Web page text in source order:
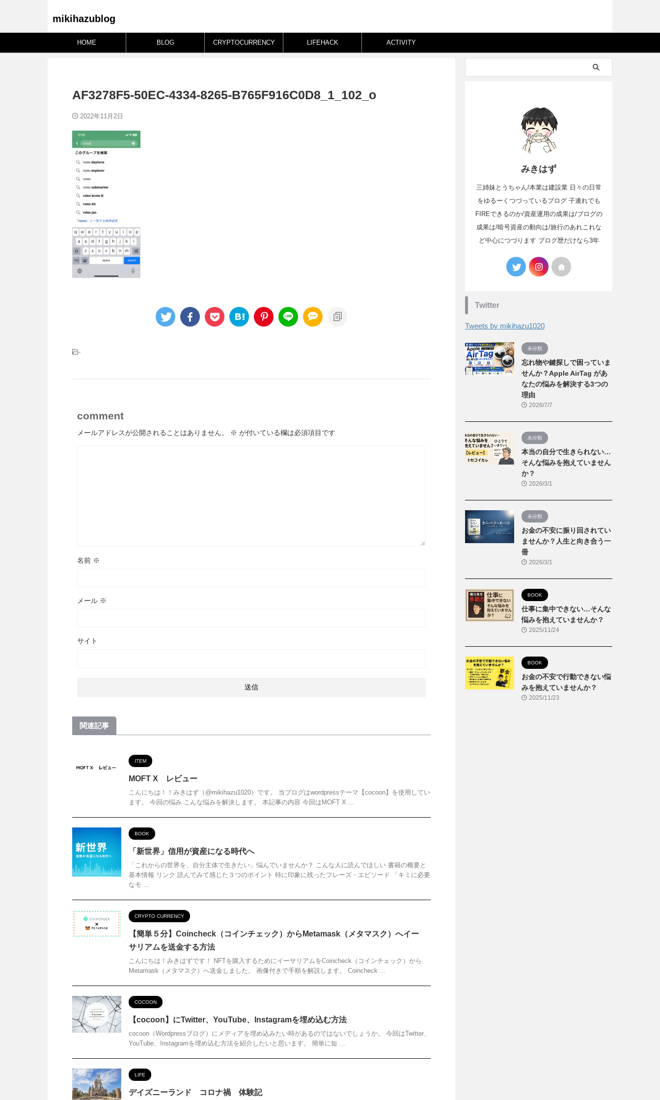
mikihazublog
HOME BLOG CRYPTOCURRENCY LIFEHACK ACTIVITY
AF3278F5-50EC-4334-8265-B765F916C0D8_1_102_o
2022年11月2日
-
comment
メールアドレスが公開されることはありません。 ※ が付いている欄は必須項目です
名前 ※
メール ※
サイト
関連記事
ITEM
MOFT X レビュー
こんにちは！！みきはず（@mikihazu1020）です。 当ブログはwordpressテーマ【cocoon】を使用してい
ます。 今回の悩み こんな悩みを解決します。 本記事の内容 今回はMOFT X ...
BOOK
「新世界」信用が資産になる時代へ
「これからの世界を、自分主体で生きたい」悩んでいませんか？ こんな人に読んでほしい 書籍の概要と
基本情報 リンク 読んでみて感じた３つのポイント 特に印象に残ったフレーズ・エピソード 「キミに必要
なモ ...
CRYPTO CURRENCY
【簡単５分】Coincheck（コインチェック）からMetamask（メタマスク）へイー
サリアムを送金する方法
こんにちは！みきはずです！ NFTを購入するためにイーサリアムをCoincheck（コインチェック）から
Metamask（メタマスク）へ送金しました。 画像付きで手順を解説します。 Coincheck ...
COCOON
【cocoon】にTwitter、YouTube、Instagramを埋め込む方法
cocoon（Wordpressブログ）にメディアを埋め込みたい時があるのではないでしょうか。 今回はTwitter、
YouTube、Instagramを埋め込む方法を紹介したいと思います。 簡単に短 ...
LIFE
デイズニーランド コロナ禍 体験記
みきはず
三姉妹とうちゃん/本業は建設業 日々の日常
をゆるーくつづっているブログ 子連れでも
FIREできるのか/資産運用の成果は/ブログの
成果は/暗号資産の動向は/旅行のあれこれな
ど中心につづります ブログ歴だけなら3年
Twitter
Tweets by mikihazu1020
未分類
忘れ物や鍵探しで困っていま
せんか？Apple AirTag があ
なたの悩みを解決する3つの
理由
2026/7/7
未分類
本当の自分で生きられない…
そんな悩みを抱えていません
か？
2026/3/1
未分類
お金の不安に振り回されてい
ませんか？人生と向き合う一
冊
2026/3/1
BOOK
仕事に集中できない…そんな
悩みを抱えていませんか？
2025/11/24
BOOK
お金の不安で行動できない悩
みを抱えていませんか？
2025/11/23